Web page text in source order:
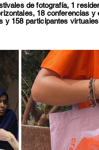
de fotografía, 1
18 conferencias
y 158 participantes